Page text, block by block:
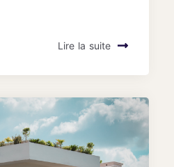
Lire la suite